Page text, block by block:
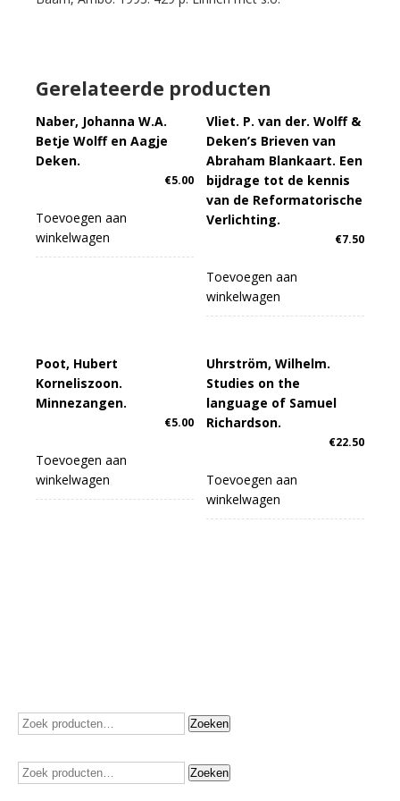
Gerelateerde producten
Naber, Johanna W.A.
Betje Wolff en Aagje
Deken.
€5.00
Toevoegen aan
winkelwagen
Vliet. P. van der. Wolff &
Deken’s Brieven van
Abraham Blankaart. Een
bijdrage tot de kennis
van de Reformatorische
Verlichting.
€7.50
Toevoegen aan
winkelwagen
Poot, Hubert
Korneliszoon.
Minnezangen.
€5.00
Toevoegen aan
winkelwagen
Uhrström, Wilhelm.
Studies on the
language of Samuel
Richardson.
€22.50
Toevoegen aan
winkelwagen
Zoeken
naar:
Zoeken
Zoeken
naar:
Zoeken